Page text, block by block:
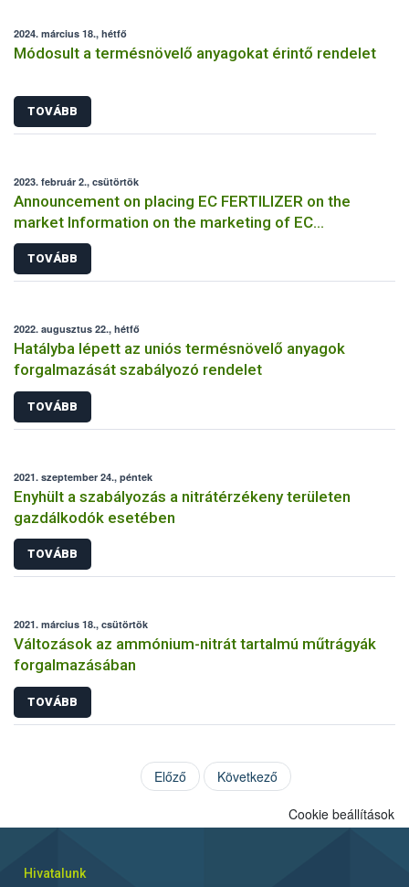
2024. március 18., hétfő
Módosult a termésnövelő anyagokat érintő rendelet
TOVÁBB
2023. február 2., csütörtök
Announcement on placing EC FERTILIZER on the
market Information on the marketing of EC
FERTILIZER and the application for a certificate
TOVÁBB
2022. augusztus 22., hétfő
Hatályba lépett az uniós termésnövelő anyagok
forgalmazását szabályozó rendelet
TOVÁBB
2021. szeptember 24., péntek
Enyhült a szabályozás a nitrátérzékeny területen
gazdálkodók esetében
TOVÁBB
2021. március 18., csütörtök
Változások az ammónium-nitrát tartalmú műtrágyák
forgalmazásában
TOVÁBB
Előző Következő
Cookie beállítások
Hivatalunk